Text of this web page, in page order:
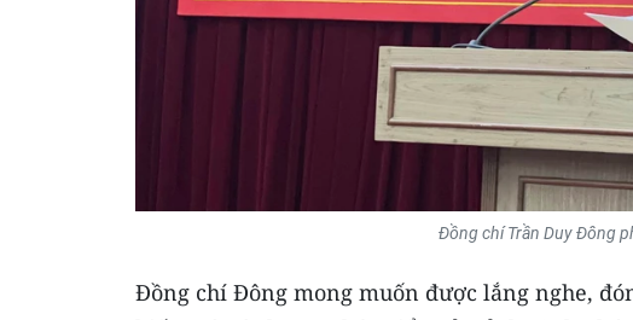
Đồng chí Trần Duy Đông
Đồng chí Đông mong muốn được lắng nghe,